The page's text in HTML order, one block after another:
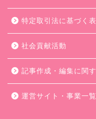
特定取引法に基づく
社会貢献活動
記事作成・編集に関
運営サイト・事業一覧